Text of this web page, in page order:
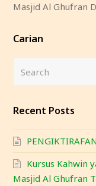
Masjid Al Ghufran
Carian
Recent Posts
Kursus Kahwin
Masjid Al Ghufran